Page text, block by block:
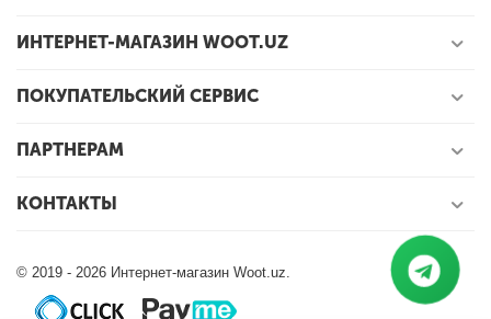
ИНТЕРНЕТ-МАГАЗИН WOOT.UZ
ПОКУПАТЕЛЬСКИЙ СЕРВИС
ПАРТНЕРАМ
КОНТАКТЫ
© 2019 - 2026 Интернет-магазин Woot.uz.